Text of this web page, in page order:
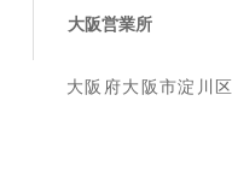
大阪営業所
大阪府大阪市淀川